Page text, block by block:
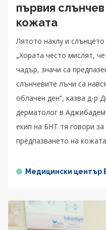
първия
кожата
Лятото нахлу и
„Хората често мислят,
чадър, значи са
слънчевите лъчи са
облачен ден“, казва д-р
дерматолог в
екип на БНТ тя говори
предпазването на
Медицински център